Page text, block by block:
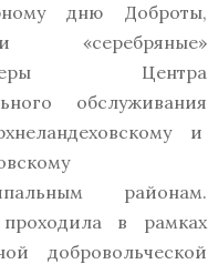
дню Доброты,
«серебряные»
Центра
обслуживания
и
районам.
в рамках
добровольческой